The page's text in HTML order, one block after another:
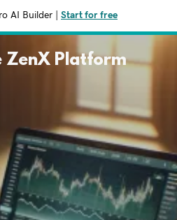
AI Builder Start for free
ZenX Platform